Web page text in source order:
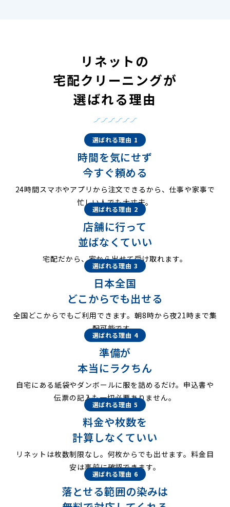
リネットの
宅配クリーニングが
選ばれる理由
選ばれる理由 1
時間を気にせず
今すぐ頼める
24時間スマホやアプリから注文できるから、仕事や家事で
忙しい人でも大丈夫。
選ばれる理由 2
店舗に行って
並ばなくていい
宅配だから、家から出せて受け取れます。
選ばれる理由 3
日本全国
どこからでも出せる
全国どこからでもご利用できます。朝8時から夜21時まで集
配可能です。
選ばれる理由 4
準備が
本当にラクちん
自宅にある紙袋やダンボールに服を詰めるだけ。申込書や
伝票の記入も一切必要ありません。
選ばれる理由 5
料金や枚数を
計算しなくていい
リネットは枚数制限なし。何枚からでも出せます。料金目
安は事前に確認できます。
選ばれる理由 6
落とせる範囲の染みは